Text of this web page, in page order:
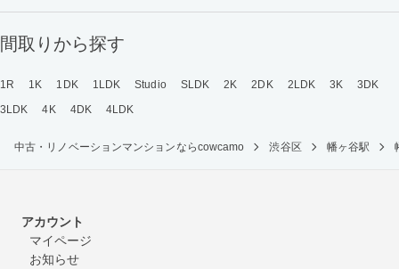
間取りから探す
1R 1K 1DK 1LDK Studio SLDK 2K 2DK 2LDK 3K
3DK
3LDK
4K 4DK 4LDK
中古・リノベーションマンションならcowcamo 渋谷区 幡ヶ谷駅
アカウント
マイページ
お知らせ